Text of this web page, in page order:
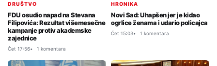
DRUŠTVO
FDU osudio napad na Stevana
Filipovića: Rezultat višemesečne
kampanje protiv akademske
zajednice
Čet 17:56 1 komentara
HRONIKA
Novi Sad: Uhapšen jer je kidao
ogrlice ženama i udario policajca
Čet 15:03 1 komentara